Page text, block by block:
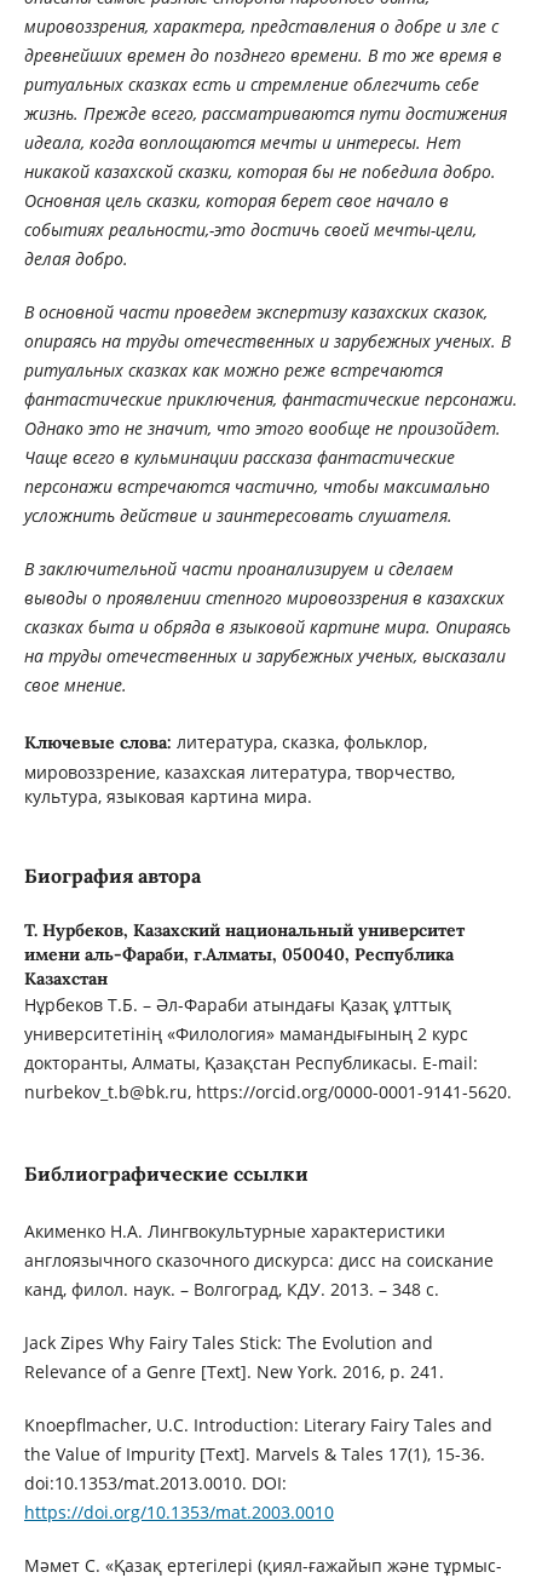
мировоззрения, характера, представления о добре и зле с
древнейших времен до позднего времени. В то же время в
ритуальных сказках есть и стремление облегчить себе
жизнь. Прежде всего, рассматриваются пути достижения
идеала, когда воплощаются мечты и интересы. Нет
никакой казахской сказки, которая бы не победила добро.
Основная цель сказки, которая берет свое начало в
событиях реальности,-это достичь своей мечты-цели,
делая добро.
В основной части проведем экспертизу казахских сказок,
опираясь на труды отечественных и зарубежных ученых. В
ритуальных сказках как можно реже встречаются
фантастические приключения, фантастические персонажи.
Однако это не значит, что этого вообще не произойдет.
Чаще всего в кульминации рассказа фантастические
персонажи встречаются частично, чтобы максимально
усложнить действие и заинтересовать слушателя.
В заключительной части проанализируем и сделаем
выводы о проявлении степного мировоззрения в казахских
сказках быта и обряда в языковой картине мира. Опираясь
на труды отечественных и зарубежных ученых, высказали
свое мнение.
Ключевые слова: литература, сказка, фольклор,
мировоззрение, казахская литература, творчество,
культура, языковая картина мира.
Биография автора
Т. Нурбеков, Казахский национальный университет
имени аль-Фараби, г.Алматы, 050040, Республика
Казахстан
Нұрбеков Т.Б. – Әл-Фараби атындағы Қазақ ұлттық
университетінің «Филология» мамандығының 2 курс
докторанты, Алматы, Қазақстан Республикасы. E-mail:
nurbekov_t.b@bk.ru, https://orcid.org/0000-0001-9141-5620.
Библиографические ссылки
Акименко Н.А. Лингвокультурные характеристики
англоязычного сказочного дискурса: дисс на соискание
канд, филол. наук. – Волгоград, КДУ. 2013. – 348 с.
Jack Zipes Why Fairy Tales Stick: The Evolution and
Relevance of a Genre [Text]. New York. 2016, p. 241.
Knoepflmacher, U.C. Introduction: Literary Fairy Tales and
the Value of Impurity [Text]. Marvels & Tales 17(1), 15-36.
doi:10.1353/mat.2013.0010. DOI:
https://doi.org/10.1353/mat.2003.0010
Мәмет С. «Қазақ ертегілері (қиял-ғажайып және тұрмыс-